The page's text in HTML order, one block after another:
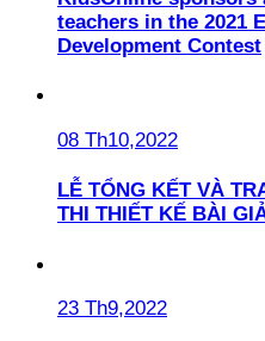
teachers in the 2021
Development Contest
08 Th10,2022
LỄ TỔNG KẾT VÀ
THI THIẾT KẾ BÀI
23 Th9,2022